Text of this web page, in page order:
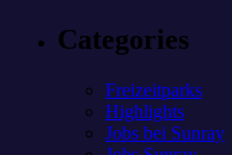
Categories
Freizeitparks
Highlights
Jobs bei Sunray